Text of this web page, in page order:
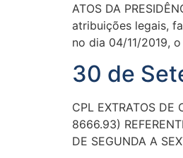
ATOS DA
atribuições legais,
no dia 04/11/2019,
30 de
CPL EXTRATOS DE
8666.93)
DE SEGUNDA A